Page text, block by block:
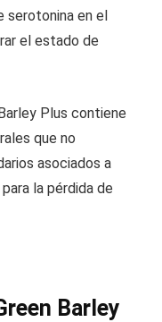
serotonina en el
el estado de
Plus contiene
que no
asociados a
la pérdida de
Barley